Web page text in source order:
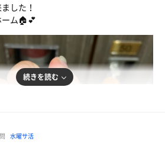
食べてほしいアジフライ。アジフラ
ます。
ても良く、サウナハットも可愛くて、
ただきました✍️ 今日は1日イベントで
対応させて頂きました♨︎
も多く、至らぬ点が沢山ありご迷惑を
ます…
や笑顔にとても救われ、1日頑張れま
した！
ム🏠💕
続きを読む
水曜サ活